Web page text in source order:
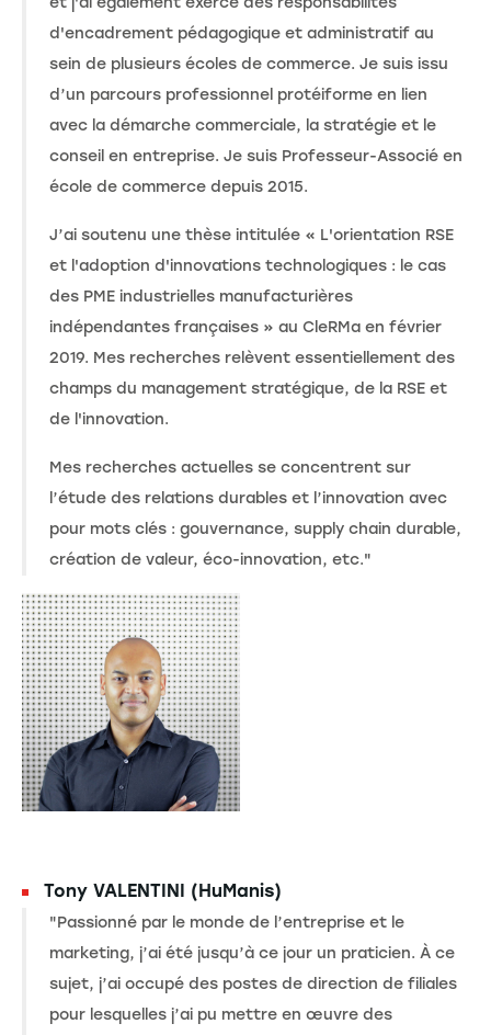
d'encadrement pédagogique et administratif au
sein de plusieurs écoles de commerce. Je suis issu
d’un parcours professionnel protéiforme en lien
avec la démarche commerciale, la stratégie et le
conseil en entreprise. Je suis Professeur-Associé en
école de commerce depuis 2015.
J’ai soutenu une thèse intitulée « L'orientation RSE
et l'adoption d'innovations technologiques : le cas
des PME industrielles manufacturières
indépendantes françaises » au CleRMa en février
2019. Mes recherches relèvent essentiellement des
champs du management stratégique, de la RSE et
de l'innovation.
Mes recherches actuelles se concentrent sur
l’étude des relations durables et l’innovation avec
pour mots clés : gouvernance, supply chain durable,
création de valeur, éco-innovation, etc."
Tony VALENTINI (HuManis)
"Passionné par le monde de l’entreprise et le
marketing, j’ai été jusqu’à ce jour un praticien. À ce
sujet, j’ai occupé des postes de direction de filiales
pour lesquelles j’ai pu mettre en œuvre des